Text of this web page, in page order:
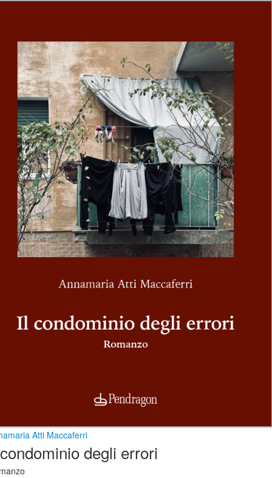
Atti Maccaferri
degli errori